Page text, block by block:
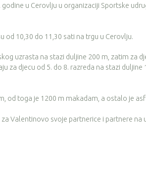
u Cerovlju u organizaciji Sportske
od 10,30 do 11,30 sati na trgu u Cerovlju.
uzrasta na stazi duljine 200 m, zatim za
za djecu od 5. do 8. razreda na stazi duljine
od toga je 1200 m makadam, a ostalo je
Valentinovo svoje partnerice i partnere na